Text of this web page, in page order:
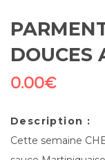
DOUCES
0.00€
Description :
Cette semaine